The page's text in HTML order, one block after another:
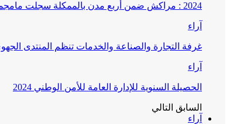
2024 : مراكش ضمن أربع مدن بالممكلة سجلت مامجموعه 656 قضية تتعلق بغسيل الأموال
آراء
غرفة التجارة والصناعة والخدمات تنظم المنتدى
آراء
الحصيلة السنوية للإدارة العامة للأمن الوطني 2024
السابق التالي
آراء